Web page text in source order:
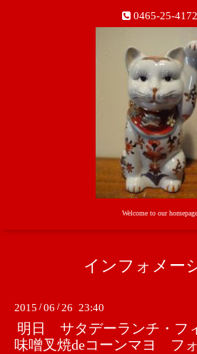
0465-25-4172
Welcome to our homepage
インフォメー
2015 /06 / 26 23:40
明日 サタデーランチ・フ
味噌叉焼deコーンマヨ フ